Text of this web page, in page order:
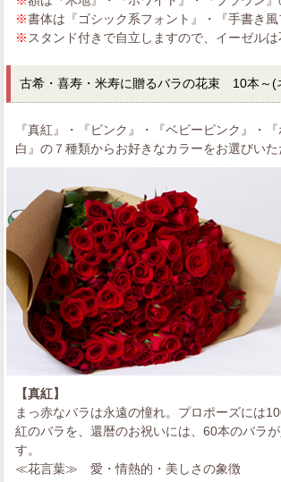
※書体は『ゴシック系フォント』・『手書き
※ スタンド付きで自立しますので、イーゼルは
古希・喜寿・米寿に贈るバラの花束 10本～(
『真紅』・『ピンク』・『ベビーピンク』・
白』の７種類からお好きなカラーをお選びいた
【真紅】
まっ赤なバラは永遠の憧れ。プロポーズには
紅のバラを、還暦のお祝いには、60本のバラ
す。
≪花言葉≫
愛・情熱的・美しさの象徴